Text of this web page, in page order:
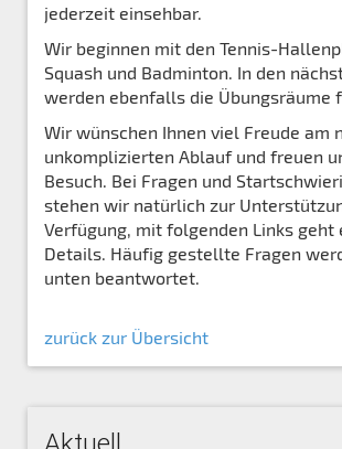
jederzeit einsehbar.
Wir beginnen mit den Tennis-
Squash und Badminton. In den
werden ebenfalls die Übungsräume
Wir wünschen Ihnen viel Freude am
unkomplizierten Ablauf und freuen
Besuch. Bei Fragen und
stehen wir natürlich zur
Verfügung, mit folgenden Links geht
Details. Häufig gestellte Fragen
unten beantwortet.
zurück zur Übersicht